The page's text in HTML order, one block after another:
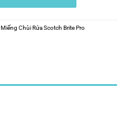
Miếng Chùi Rửa Scotch Brite Pro